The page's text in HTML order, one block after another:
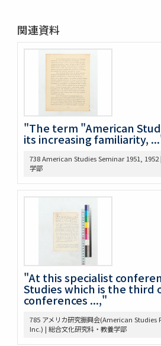
264 Mitsubishi
275 Phillips Civil War & Reconstruction
278 Turner, FR. J
280 Van Tyne C.H Method of Hist.
281 Van Tyne Constitutional Hist.
287 McLaughlin, Reading Notes CONST.
289 Reading Notes
293 Pacific
304 Lincoln
371 Brown bibliography, Journal Club,
373 Bibliography, Hibiya Lib’y,
Donation
375 Bibliographical Tools,
bet. US + Far East
380 DOW, EARLE W. (UM) Note Taking
382 Pacific [ ] officer
388 Elections, 1934-1936
389 Election of 1936
391 Examination
393 軍備制限
405 Arable Land, Farms
関連資料
"The term "American
its increasing familiarity,
738 American Studies Seminar 1951, 1952
学部
"At this specialist
Studies which is the third
conferences ...,"
785 アメリカ研究振興会(American
Inc.) | 総合文化研究科・教養学部